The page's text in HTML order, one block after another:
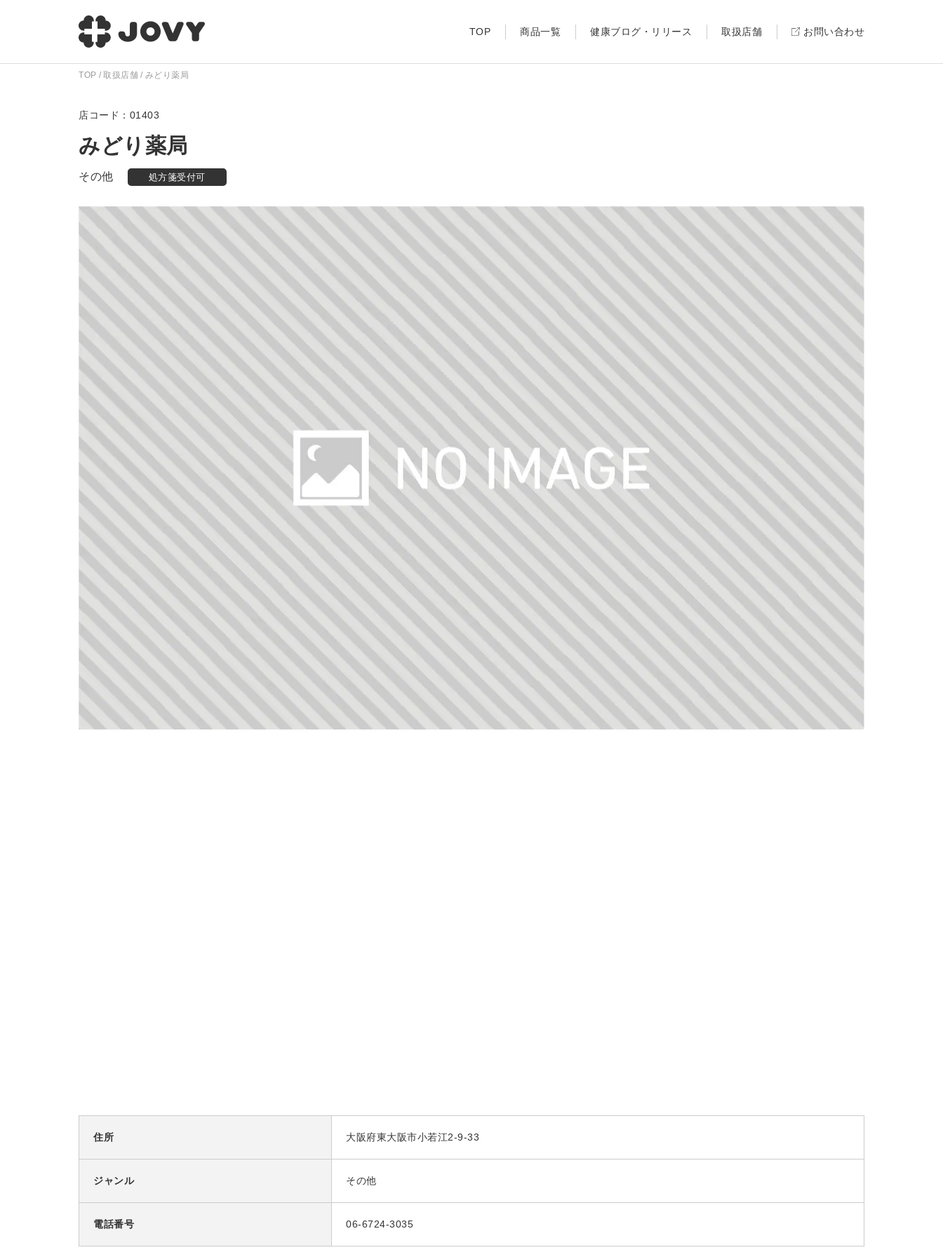
TOP 商品一覧 健康ブログ・リリース 取扱店舗 お問い合わせ
TOP 取扱店舗 みどり薬局
01403
みどり薬局
その他 処方箋受付可
住所 大阪府東大阪市小若江2-9-33
ジャンル その他
電話番号 06-6724-3035